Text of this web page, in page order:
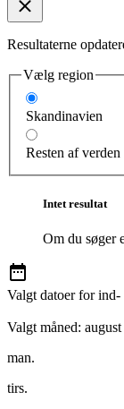
Resultaterne
Vælg region
Skandinavien
Resten af verden
Intet resultat
Om du søger
Valgt datoer for
Valgt måned:
man.
tirs.